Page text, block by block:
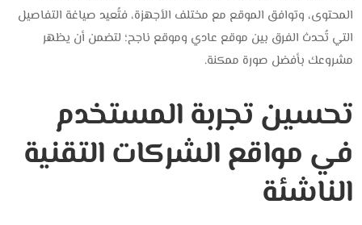
المحتوى، وتوافق الموقع مع مختلف الأجهزة، فتُعيد صياغة التفاصيل
التي تُحدث الفرق بين موقع عادي وموقع ناجح؛ لتضمن أن يظهر
مشروعك بأفضل صورة ممكنة.
تحسين تجربة المستخدم
في مواقع الشركات التقنية
الناشئة